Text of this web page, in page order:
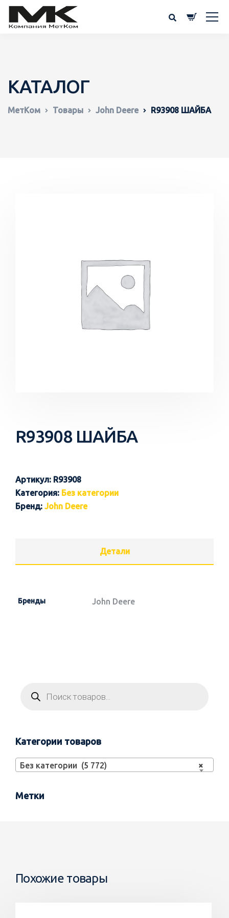
КАТАЛОГ
МетКом Товары John Deere R93908 ШАЙБА
R93908 ШАЙБА
Артикул: R93908
Категория: Без категории
Бренд: John Deere
Детали
Бренды John Deere
Категории товаров
×
Без категории (5 772)
Метки
Похожие товары